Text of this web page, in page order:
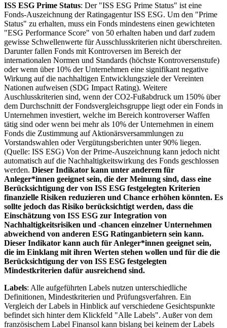
ISS ESG Prime Status: Der "ISS ESG Prime Status" ist eine
Fonds-Auszeichnung der Ratingagentur ISS ESG. Um den "Prime
Status" zu erhalten, muss ein Fonds mindestens einen gewichteten
"ESG Performance Score" von 50 erhalten haben und darf zudem
gewisse Schwellenwerte für Ausschlusskriterien nicht überschreiten.
Darunter fallen Fonds mit Kontroversen im Bereich der
internationalen Normen und Standards (höchste Kontroversenstufe)
oder wenn über 10% der Unternehmen eine signifikant negative
Wirkung auf die nachhaltigen Entwicklungsziele der Vereinten
Nationen aufweisen (SDG Impact Rating). Weitere
Auschlusskriterien sind, wenn der CO2-Fußabdruck um 150% über
dem Durchschnitt der Fondsvergleichsgruppe liegt oder ein Fonds in
Unternehmen investiert, welche im Bereich kontroverser Waffen
tätig sind oder wenn bei mehr als 10% der Unternehmen in einem
Fonds die Zustimmung auf Aktionärsversammlungen zu
Vorstandswahlen oder Vergütungsberichten unter 90% liegen.
(Quelle: ISS ESG) Von der Prime-Auszeichnung kann jedoch nicht
automatisch auf die Nachhaltigkeitswirkung des Fonds geschlossen
werden. Dieser Indikator kann unter anderem für
Anleger*innen geeignet sein, die der Meinung sind, dass eine
Berücksichtigung der von ISS ESG festgelegten Kriterien
finanzielle Risiken reduzieren und Chance erhöhen könnten. Es
sollte jedoch das Risiko berücksichtigt werden, dass die
Einschätzung von ISS ESG zur Integration von
Nachhaltigkeitsrisiken und -chancen einzelner Unternehmen
abweichend von anderen ESG Ratinganbietern sein kann.
Dieser Indikator kann auch für Anleger*innen geeignet sein,
die im Einklang mit ihren Werten stehen wollen und für die die
Berücksichtigung der von ISS ESG festgelegten
Mindestkriterien dafür ausreichend sind.
Labels: Alle aufgeführten Labels nutzen unterschiedliche
Definitionen, Mindestkriterien und Prüfungsverfahren. Ein
Vergleich der Labels in Hinblick auf verschiedene Gesichtspunkte
befindet sich hinter dem Klickfeld "Alle Labels". Außer von dem
französischem Label Finansol kann bislang bei keinem der Labels